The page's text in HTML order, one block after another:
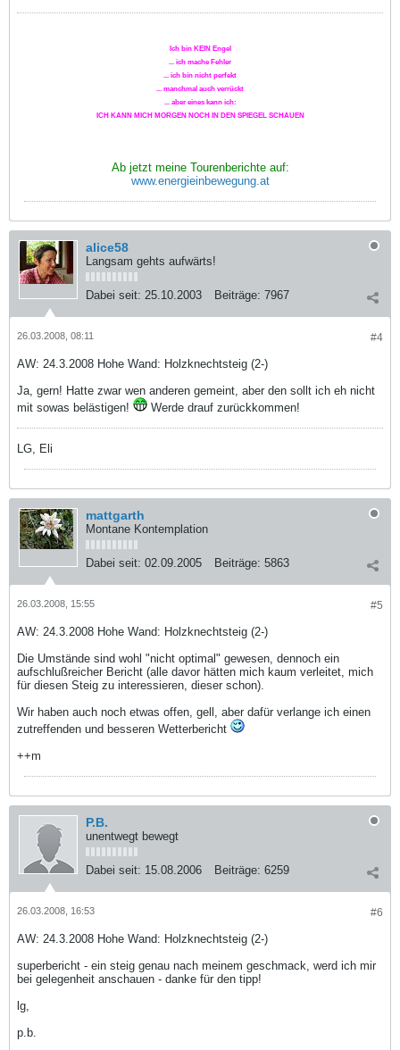
Ich bin KEIN Engel
... ich mache Fehler
... ich bin nicht perfekt
... manchmal auch verrückt
... aber eines kann ich:
ICH KANN MICH MORGEN NOCH IN DEN SPIEGEL SCHAUEN
Ab jetzt meine Tourenberichte auf:
www.energieinbewegung.at
alice58
Langsam gehts aufwärts!
Dabei seit: 25.10.2003 Beiträge: 7967
#4
26.03.2008, 08:11
AW: 24.3.2008 Hohe Wand: Holzknechtsteig (2-)
Ja, gern! Hatte zwar wen anderen gemeint, aber den sollt ich eh nicht
mit sowas belästigen!
Werde drauf zurückkommen!
LG, Eli
mattgarth
Montane Kontemplation
Dabei seit: 02.09.2005 Beiträge: 5863
#5
26.03.2008, 15:55
AW: 24.3.2008 Hohe Wand: Holzknechtsteig (2-)
Die Umstände sind wohl "nicht optimal" gewesen, dennoch ein
aufschlußreicher Bericht (alle davor hätten mich kaum verleitet, mich
für diesen Steig zu interessieren, dieser schon).
Wir haben auch noch etwas offen, gell, aber dafür verlange ich einen
zutreffenden und besseren Wetterbericht
++m
P.B.
unentwegt bewegt
Dabei seit: 15.08.2006 Beiträge: 6259
#6
26.03.2008, 16:53
AW: 24.3.2008 Hohe Wand: Holzknechtsteig (2-)
superbericht - ein steig genau nach meinem geschmack, werd ich mir
bei gelegenheit anschauen - danke für den tipp!
lg,
p.b.